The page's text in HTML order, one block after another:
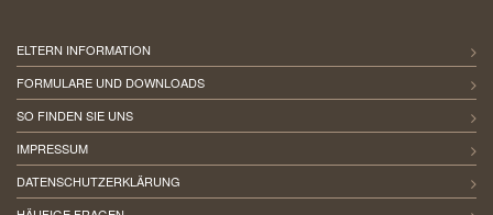
ELTERN INFORMATION
FORMULARE UND DOWNLOADS
SO FINDEN SIE UNS
IMPRESSUM
DATENSCHUTZERKLÄRUNG